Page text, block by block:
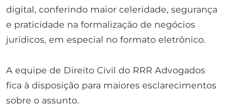
digital, conferindo maior celeridade, segurança
e praticidade na formalização de negócios
jurídicos, em especial no formato eletrônico.
A equipe de Direito Civil do RRR Advogados
fica à disposição para maiores esclarecimentos
sobre o assunto.